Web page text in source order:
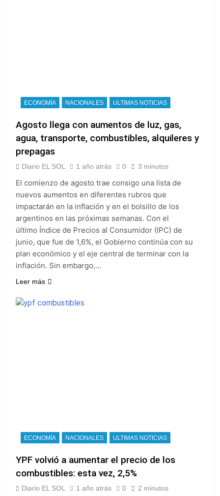
ECONOMÍA NACIONALES ULTIMAS NOTICIAS
Agosto llega con aumentos de luz, gas,
agua, transporte, combustibles, alquileres y
prepagas
Diario EL SOL 1 año atrás 0 3 minutos
El comienzo de agosto trae consigo una lista de
nuevos aumentos en diferentes rubros que
impactarán en la inflación y en el bolsillo de los
argentinos en las próximas semanas. Con el
último Índice de Precios al Consumidor (IPC) de
junio, que fue de 1,6%, el Gobierno continúa con su
plan económico y el eje central de terminar con la
inflación. Sin embargo,…
Leer más
ECONOMÍA NACIONALES ULTIMAS NOTICIAS
YPF volvió a aumentar el precio de los
combustibles: esta vez, 2,5%
Diario EL SOL 1 año atrás 0 2 minutos